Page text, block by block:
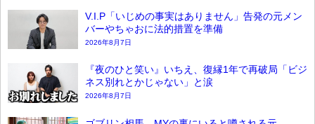
V.I.P「いじめの事実はありません」告発の元メン
バーやちゃおに法的措置を準備
2026年8月7日
『夜のひと笑い』いちえ、復縁1年で再破局「ビジ
ネス別れとかじゃない」と涙
2026年8月7日